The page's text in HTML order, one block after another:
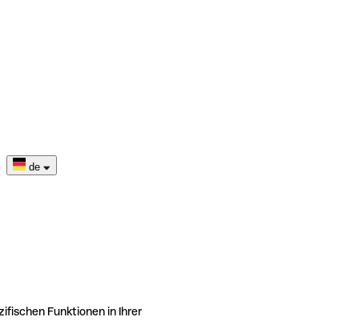
de
Funktionen in Ihrer